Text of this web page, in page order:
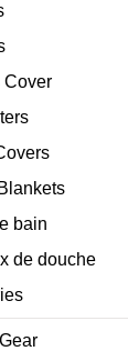
Cover
bain
de douche